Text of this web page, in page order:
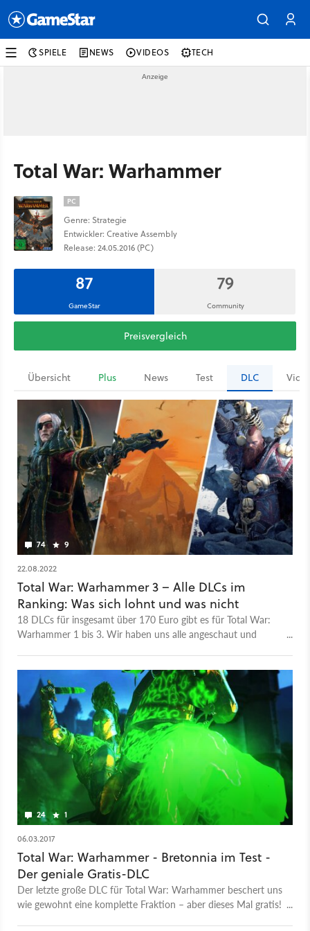
SPIELE NEWS VIDEOS TECH
Total War: Warhammer
PC
Genre: Strategie
Entwickler: Creative Assembly
Release: 24.05.2016 (PC)
87
GameStar
79
Community
Preisvergleich
Übersicht Plus News Test DLC
74 9
22.08.2022
Total War: Warhammer 3 – Alle DLCs im
Ranking: Was sich lohnt und was nicht
18 DLCs für insgesamt über 170 Euro gibt es für Total War:
Warhammer 1 bis 3. Wir haben uns alle angeschaut und
24 1
06.03.2017
Total War: Warhammer - Bretonnia im Test -
Der geniale Gratis-DLC
Der letzte große DLC für Total War: Warhammer beschert uns
wie gewohnt eine komplette Fraktion – aber dieses Mal gratis!